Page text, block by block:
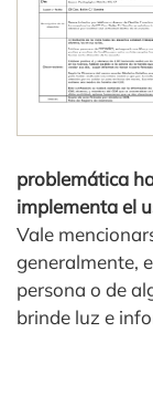
problemática
implementa el
Vale
generalmente,
persona o de
brinde luz e